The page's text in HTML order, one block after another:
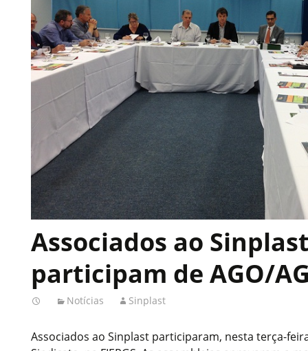
Associados ao
participam de AGO/
Notícias Sinplast
Associados ao Sinplast participaram, nesta terça-